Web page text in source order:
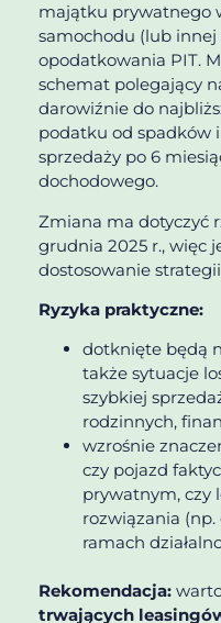
majątku prywatnego
samochodu (lub
opodatkowania PIT.
schemat polegający
darowiźnie do
podatku od spadków
sprzedaży po 6
dochodowego.
Zmiana ma dotyczyć
grudnia 2025 r., więc
dostosowanie
Ryzyka praktyczne:
dotknięte będą
także sytuacje
szybkiej
rodzinnych,
wzrośnie
czy pojazd
prywatnym, czy
rozwiązania (np.
ramach
Rekomendacja:
trwających